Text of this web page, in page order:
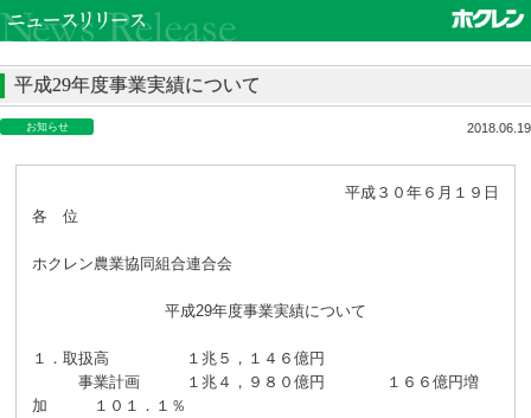
平成29年度事業実績について
お知らせ 2018.06.19
平成３０年６月１９日
各 位
ホクレン農業協同組合連合会
平成29年度事業実績について
１．取扱高 １兆５，１４６億円
事業計画 １兆４，９８０億円 １６６億円増
加 １０１．１％